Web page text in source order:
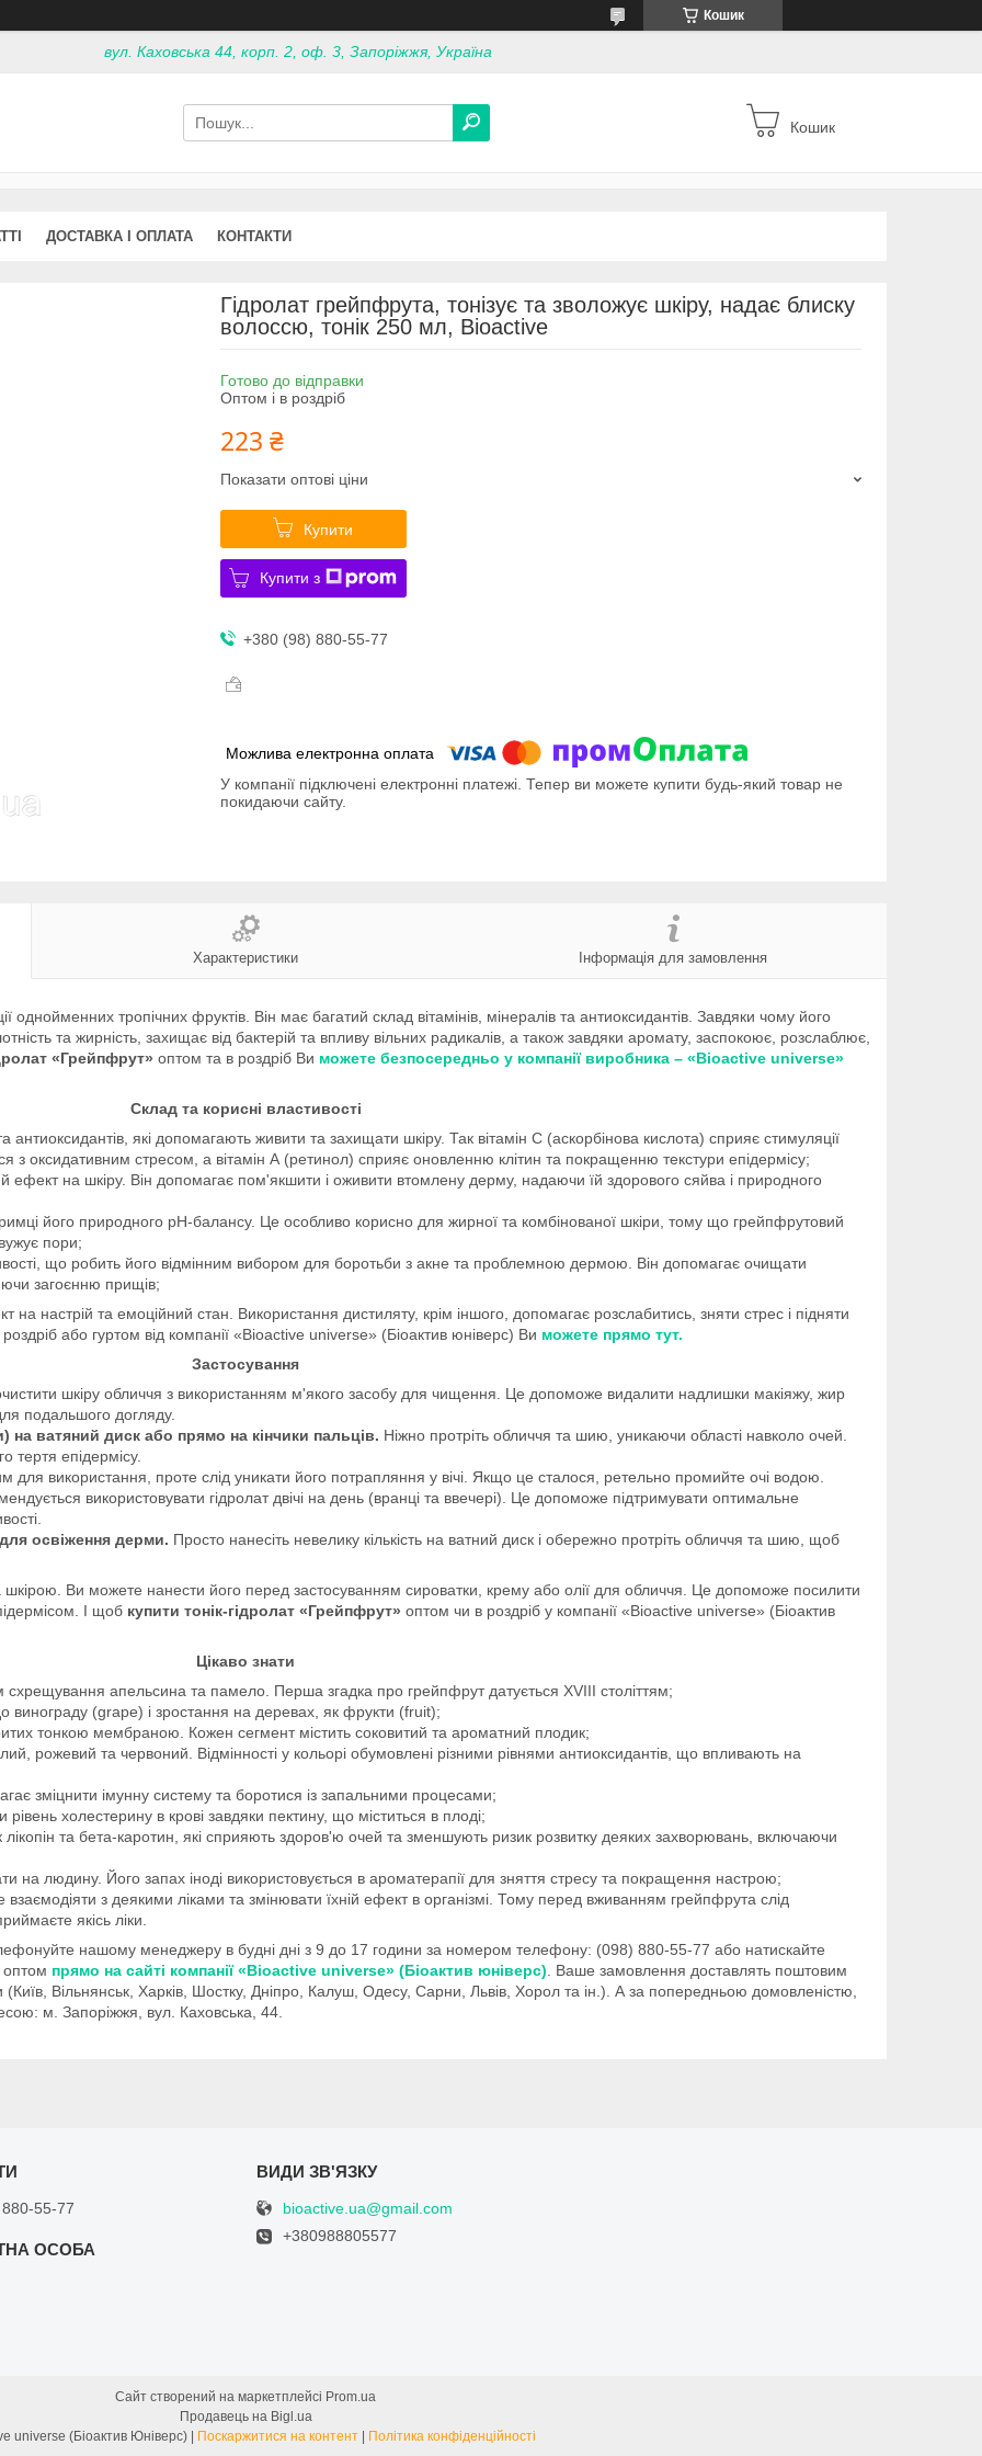
Кошик
вул. Каховська 44, корп. 2, оф. 3, Запоріжжя, Україна
Кошик
ДОСТАВКА І ОПЛАТА КОНТАКТИ
Гідролат грейпфрута, тонізує та зволожує шкіру, надає блиску
волоссю, тонік 250 мл, Bioactive
Готово до відправки
Оптом і в роздріб
223 ₴
Показати оптові ціни
Купити
Купити з
+380 (98) 880-55-77
У компанії підключені електронні платежі. Тепер ви можете купити будь-який товар не
покидаючи сайту.
Характеристики Інформація для замовлення
однойменних тропічних фруктів. Він має багатий склад вітамінів, мінералів та антиоксидантів. Завдяки чому його
та жирність, захищає від бактерій та впливу вільних радикалів, а також завдяки аромату, заспокоює, розслаблює,
«Грейпфрут» оптом та в роздріб Ви можете безпосередньо у компанії виробника – «Bioactive universe»
Склад та корисні властивості
та антиоксидантів, які допомагають живити та захищати шкіру. Так вітамін С (аскорбінова кислота) сприяє стимуляції
з оксидативним стресом, а вітамін А (ретинол) сприяє оновленню клітин та покращенню текстури епідермісу;
ефект на шкіру. Він допомагає пом'якшити і оживити втомлену дерму, надаючи їй здорового сяйва і природного
його природного pH-балансу. Це особливо корисно для жирної та комбінованої шкіри, тому що грейпфрутовий
пори;
що робить його відмінним вибором для боротьби з акне та проблемною дермою. Він допомагає очищати
загоєнню прищів;
настрій та емоційний стан. Використання дистиляту, крім іншого, допомагає розслабитись, зняти стрес і підняти
або гуртом від компанії «Bioactive universe» (Біоактив юніверс) Ви можете прямо тут.
Застосування
шкіру обличчя з використанням м'якого засобу для чищення. Це допоможе видалити надлишки макіяжу, жир
подальшого догляду.
на ватяний диск або прямо на кінчики пальців. Ніжно протріть обличчя та шию, уникаючи області навколо очей.
тертя епідермісу.
використання, проте слід уникати його потрапляння у вічі. Якщо це сталося, ретельно промийте очі водою.
використовувати гідролат двічі на день (вранці та ввечері). Це допоможе підтримувати оптимальне
освіження дерми. Просто нанесіть невелику кількість на ватний диск і обережно протріть обличчя та шию, щоб
Ви можете нанести його перед застосуванням сироватки, крему або олії для обличчя. Це допоможе посилити
І щоб купити тонік-гідролат «Грейпфрут» оптом чи в роздріб у компанії «Bioactive universe» (Біоактив
Цікаво знати
апельсина та памело. Перша згадка про грейпфрут датується XVIII століттям;
винограду (grape) і зростання на деревах, як фрукти (fruit);
тонкою мембраною. Кожен сегмент містить соковитий та ароматний плодик;
рожевий та червоний. Відмінності у кольорі обумовлені різними рівнями антиоксидантів, що впливають на
зміцнити імунну систему та боротися із запальними процесами;
холестерину в крові завдяки пектину, що міститься в плоді;
лікопін та бета-каротин, які сприяють здоров'ю очей та зменшують ризик розвитку деяких захворювань, включаючи
на людину. Його запах іноді використовується в ароматерапії для зняття стресу та покращення настрою;
з деякими ліками та змінювати їхній ефект в організмі. Тому перед вживанням грейпфрута слід
якісь ліки.
нашому менеджеру в будні дні з 9 до 17 години за номером телефону: (098) 880-55-77 або натискайте
оптом прямо на сайті компанії «Bioactive universe» (Біоактив юніверс) . Ваше замовлення доставлять поштовим
Вільнянськ, Харків, Шостку, Дніпро, Калуш, Одесу, Сарни, Львів, Хорол та ін.). А за попередньою домовленістю,
м. Запоріжжя, вул. Каховська, 44.
55-77
bioactive.ua@gmail.com
+380988805577
Сайт створений на маркетплейсі Prom.ua
Продавець на Bigl.ua
Поскаржитися на контент Політика конфіденційності